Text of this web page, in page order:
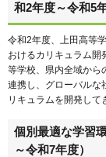
和2年度～令和5年
令和2年度、上田高等
おけるカリキュラム開
等学校、県内全域から
連携し、グローバルな
リキュラムを開発して
個別最適な学習
～令和7年度）